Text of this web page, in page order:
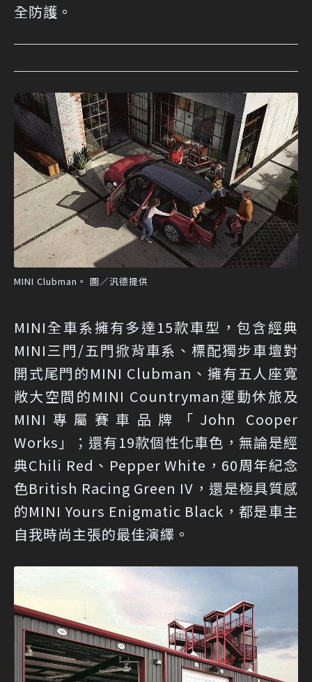
全防護。
MINI Clubman。 圖／汎德提供
MINI全車系擁有多達15款車型，包含經典
MINI三門/五門掀背車系、標配獨步車壇對
開式尾門的MINI Clubman、擁有五人座寬
敞大空間的MINI Countryman運動休旅及
MINI專屬賽車品牌「John Cooper
Works」；還有19款個性化車色，無論是經
典Chili Red、Pepper White，60周年紀念
色British Racing Green IV，還是極具質感
的MINI Yours Enigmatic Black，都是車主
自我時尚主張的最佳演繹。